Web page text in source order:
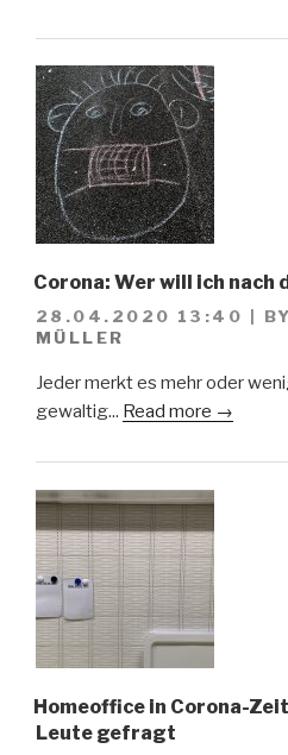
Corona: Wer will ich nach
28.04.2020 13:40
MÜLLER
Jeder merkt es mehr oder
gewaltig... Read more →
Homeoffice in Corona-
Leute gefragt